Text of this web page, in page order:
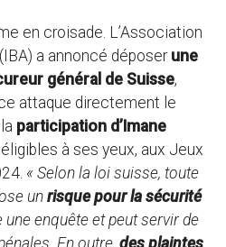
en croisade. L’Association
a annoncé déposer une
général de Suisse,
attaque directement le
participation d’Imane
à ses yeux, aux Jeux
« Selon la loi suisse, toute
un risque pour la sécurité
une enquête et peut servir de
En outre, des plaintes